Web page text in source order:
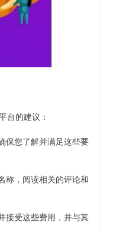
台的建议：
保您了解并满足这些要
称，阅读相关的评论和
接受这些费用，并与其